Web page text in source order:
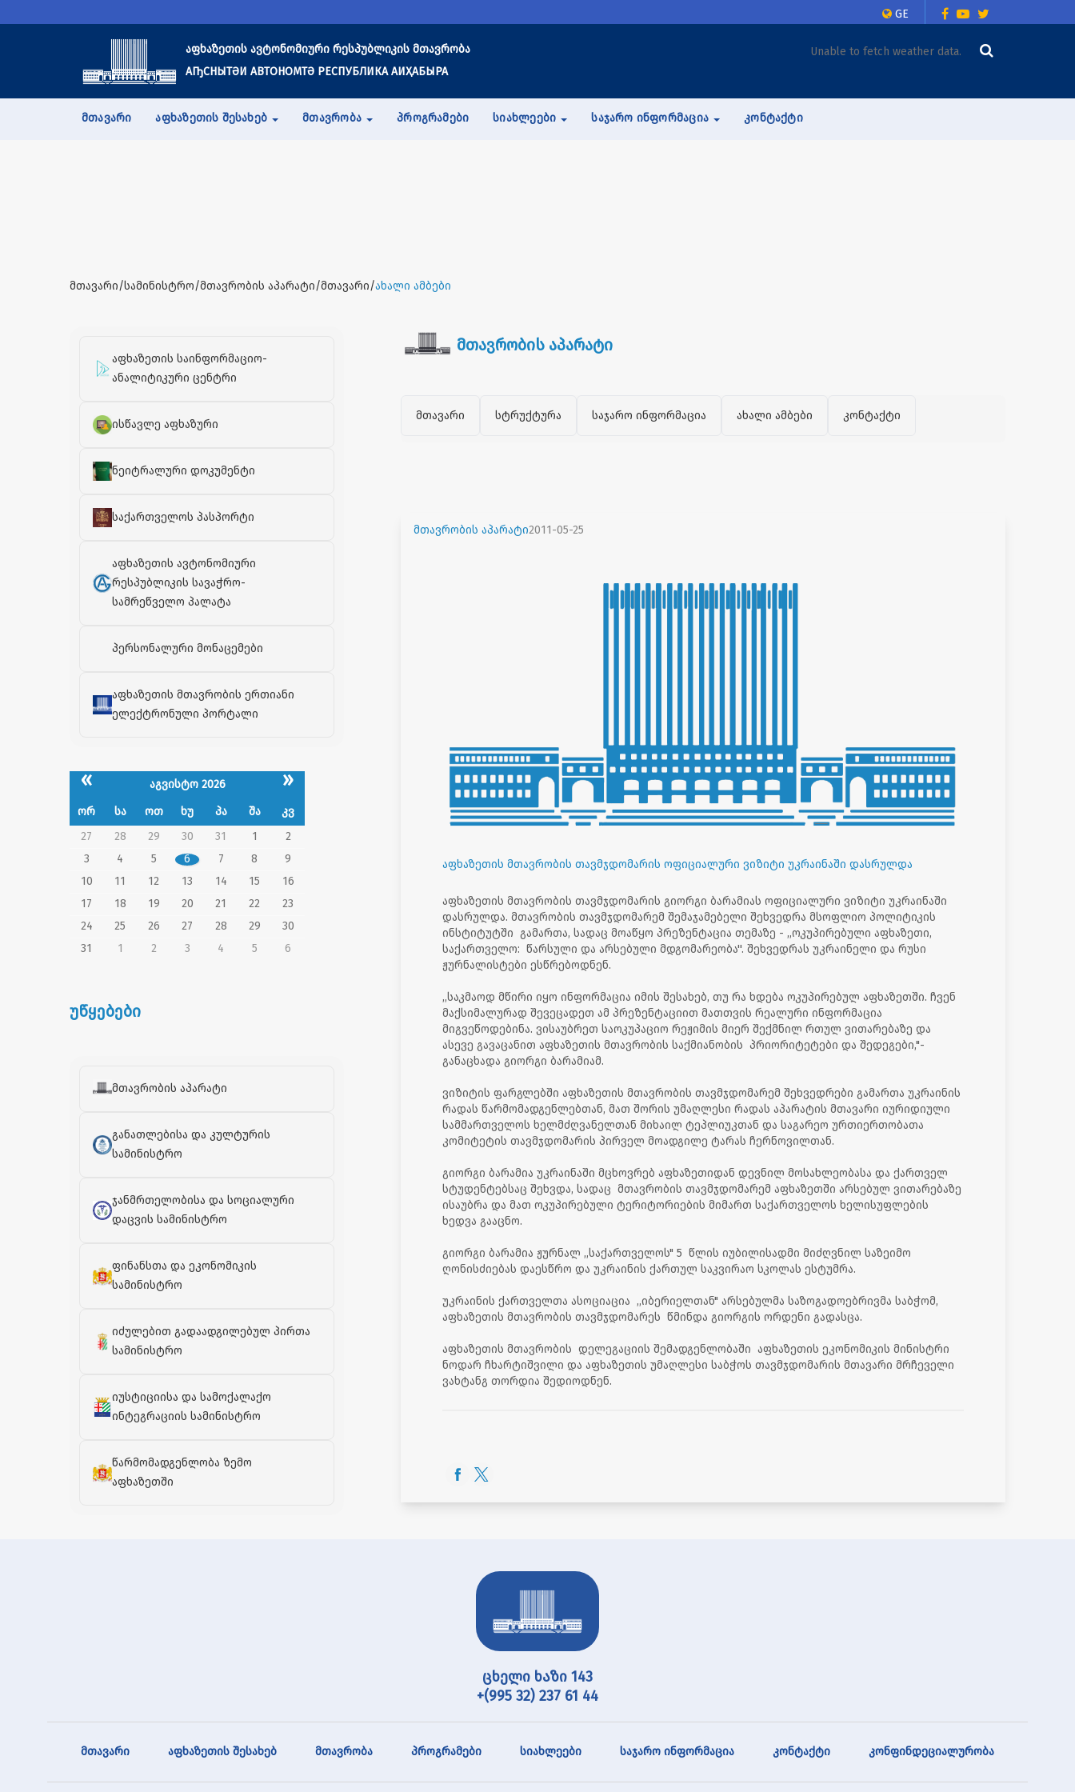
GE
აფხაზეთის ავტონომიური რესპუბლიკის მთავრობა
АҦСНЫТӘИ АВТОНОМТӘ РЕСПУБЛИКА АИҲАБЫРА
Unable to fetch weather data.
ᲛᲗᲐᲕᲐᲠᲘ ᲐᲤᲮᲐᲖᲔᲗᲘᲡ ᲨᲔᲡᲐᲮᲔᲑ ᲛᲗᲐᲕᲠᲝᲑᲐ ᲞᲠᲝᲒᲠᲐᲛᲔᲑᲘ ᲡᲘᲐᲮᲚᲔᲔᲑᲘ ᲡᲐᲯᲐᲠᲝ ᲘᲜᲤᲝᲠᲛᲐᲪᲘᲐ ᲙᲝᲜᲢᲐᲥᲢᲘ
მთავარი/სამინისტრო/მთავრობის აპარატი/მთავარი/ახალი ამბები
აფხაზეთის საინფორმაციო-
ანალიტიკური ცენტრი
ისწავლე აფხაზური
ნეიტრალური დოკუმენტი
საქართველოს პასპორტი
აფხაზეთის ავტონომიური
რესპუბლიკის სავაჭრო-
სამრეწველო პალატა
პერსონალური მონაცემები
აფხაზეთის მთავრობის ერთიანი
ელექტრონული პორტალი
« აგვისტო 2026 »
ორ სა ოთ ხუ პა შა
კვ
27
28 29 30 31 1
2
3
4 5 6 7 8
9
10
11 12 13 14 15
16
17
18 19 20 21 22
23
24
25 26 27 28 29
30
31
1 2 3 4 5 6
უწყებები
მთავრობის აპარატი
განათლებისა და კულტურის
სამინისტრო
ჯანმრთელობისა და სოციალური
დაცვის სამინისტრო
ფინანსთა და ეკონომიკის
სამინისტრო
იძულებით გადაადგილებულ პირთა
სამინისტრო
იუსტიციისა და სამოქალაქო
ინტეგრაციის სამინისტრო
წარმომადგენლობა ზემო
აფხაზეთში
მთავრობის აპარატი
მთავარი სტრუქტურა საჯარო ინფორმაცია ახალი ამბები კონტაქტი
მთავრობის აპარატი2011-05-25
აფხაზეთის მთავრობის თავმჯდომარის ოფიციალური ვიზიტი უკრაინაში დასრულდა
აფხაზეთის მთავრობის თავმჯდომარის გიორგი ბარამიას ოფიციალური ვიზიტი უკრაინაში
დასრულდა. მთავრობის თავმჯდომარემ შემაჯამებელი შეხვედრა მსოფლიო პოლიტიკის
ინსტიტუტში გამართა, სადაც მოაწყო პრეზენტაცია თემაზე - ,,ოკუპირებული აფხაზეთი,
საქართველო: წარსული და არსებული მდგომარეობა''. შეხვედრას უკრაინელი და რუსი
ჟურნალისტები ესწრებოდნენ.
,,საკმაოდ მწირი იყო ინფორმაცია იმის შესახებ, თუ რა ხდება ოკუპირებულ აფხაზეთში. ჩვენ
მაქსიმალურად შევეცადეთ ამ პრეზენტაციით მათთვის რეალური ინფორმაცია
მიგვეწოდებინა. ვისაუბრეთ საოკუპაციო რეჟიმის მიერ შექმნილ რთულ ვითარებაზე და
ასევე გავაცანით აფხაზეთის მთავრობის საქმიანობის პრიორიტეტები და შედეგები,"-
განაცხადა გიორგი ბარამიამ.
ვიზიტის ფარგლებში აფხაზეთის მთავრობის თავმჯდომარემ შეხვედრები გამართა უკრაინის
რადას წარმომადგენლებთან, მათ შორის უმაღლესი რადას აპარატის მთავარი იურიდიული
სამმართველოს ხელმძღვანელთან მიხაილ ტეპლიუკთან და საგარეო ურთიერთობათა
კომიტეტის თავმჯდომარის პირველ მოადგილე ტარას ჩერნოვილთან.
გიორგი ბარამია უკრაინაში მცხოვრებ აფხაზეთიდან დევნილ მოსახლეობასა და ქართველ
სტუდენტებსაც შეხვდა, სადაც მთავრობის თავმჯდომარემ აფხაზეთში არსებულ ვითარებაზე
ისაუბრა და მათ ოკუპირებული ტერიტორიების მიმართ საქართველოს ხელისუფლების
ხედვა გააცნო.
გიორგი ბარამია ჟურნალ ,,საქართველოს" 5 წლის იუბილისადმი მიძღვნილ საზეიმო
ღონისძიებას დაესწრო და უკრაინის ქართულ საკვირაო სკოლას ესტუმრა.
უკრაინის ქართველთა ასოციაცია ,,იბერიელთან" არსებულმა საზოგადოებრივმა საბჭომ,
აფხაზეთის მთავრობის თავმჯდომარეს წმინდა გიორგის ორდენი გადასცა.
აფხაზეთის მთავრობის დელეგაციის შემადგენლობაში აფხაზეთის ეკონომიკის მინისტრი
ნოდარ ჩხარტიშვილი და აფხაზეთის უმაღლესი საბჭოს თავმჯდომარის მთავარი მრჩეველი
ვახტანგ თორდია შედიოდნენ.
ცხელი ხაზი 143
+(995 32) 237 61 44
მთავარი აფხაზეთის შესახებ მთავრობა პროგრამები სიახლეები საჯარო ინფორმაცია კონტაქტი კონფინდეციალურობა